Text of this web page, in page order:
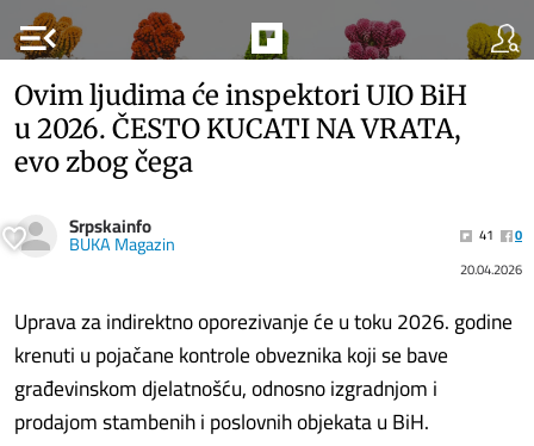
menu_open
Ovim ljudima će inspektori UIO BiH
u 2026. ČESTO KUCATI NA VRATA,
evo zbog čega
Srpskainfo
BUKA Magazin 41
0
20.04.2026
Uprava za indirektno oporezivanje će u toku 2026. godine
krenuti u pojačane kontrole obveznika koji se bave
građevinskom djelatnošću, odnosno izgradnjom i
prodajom stambenih i poslovnih objekata u BiH.